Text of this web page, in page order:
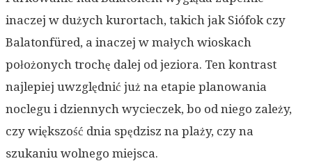
inaczej w dużych kurortach, takich jak Siófok czy
Balatonfüred, a inaczej w małych wioskach
położonych trochę dalej od jeziora. Ten kontrast
najlepiej uwzględnić już na etapie planowania
noclegu i dziennych wycieczek, bo od niego zależy,
czy większość dnia spędzisz na plaży, czy na
szukaniu wolnego miejsca.